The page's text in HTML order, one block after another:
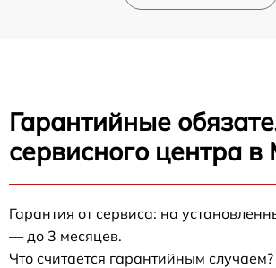
Гарантийные
сервисного центра в
Гарантия от сервиса: на
— до 3 месяцев.
Что считается гарантийным случаем?